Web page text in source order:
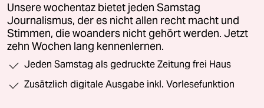
Unsere wochentaz bietet jeden Samstag
Journalismus, der es nicht allen recht macht und
Stimmen, die woanders nicht gehört werden. Jetzt
zehn Wochen lang kennenlernen.
Jeden Samstag als gedruckte Zeitung frei Haus
Zusätzlich digitale Ausgabe inkl. Vorlesefunktion